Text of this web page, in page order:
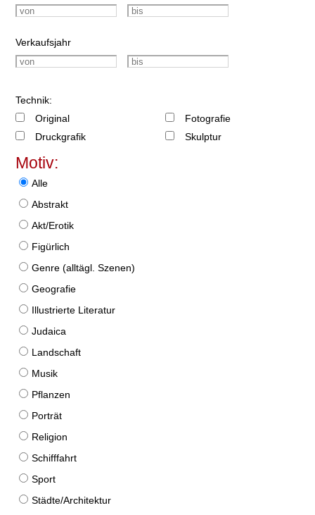
Verkaufsjahr
Technik:
Original
Druckgrafik
Fotografie
Skulptur
Motiv:
Alle
Abstrakt
Akt/Erotik
Figürlich
Genre (alltägl. Szenen)
Geografie
Illustrierte Literatur
Judaica
Landschaft
Musik
Pflanzen
Porträt
Religion
Schifffahrt
Sport
Städte/Architektur